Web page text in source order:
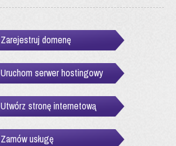
Zarejestruj domenę
Uruchom serwer hostingowy
Utwórz stronę internetową
Zamów usługę